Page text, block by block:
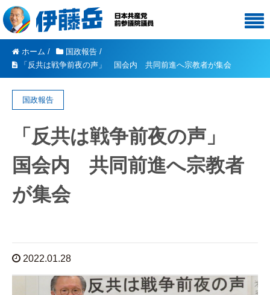
ホーム / 国政報告 /
「反共は戦争前夜の声」 国会内 共同前進へ宗教者が集会
国政報告
「反共は戦争前夜の声」
国会内 共同前進へ宗教者
が集会
2022.01.28